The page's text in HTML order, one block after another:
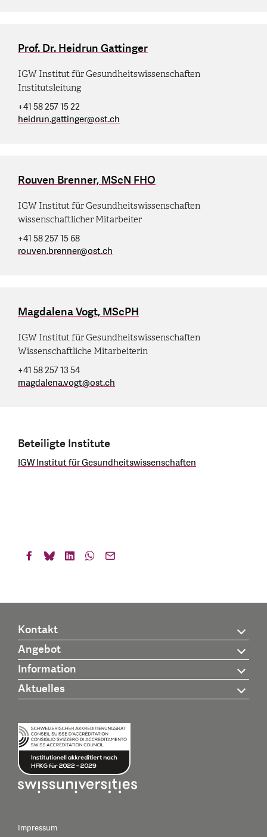
Prof. Dr. Heidrun Gattinger
IGW Institut für Gesundheitswissenschaften
Institutsleitung
+41 58 257 15 22
heidrun.gattinger@ost.ch
Rouven Brenner, MScN FHO
IGW Institut für Gesundheitswissenschaften
wissenschaftlicher Mitarbeiter
+41 58 257 15 68
rouven.brenner@ost.ch
Magdalena Vogt, MScPH
IGW Institut für Gesundheitswissenschaften
Wissenschaftliche Mitarbeiterin
+41 58 257 13 54
magdalena.vogt@ost.ch
Beteiligte Institute
IGW Institut für Gesundheitswissenschaften
Kontakt
Angebot
Information
Aktuelles
Impressum